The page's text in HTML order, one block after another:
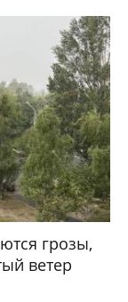
грозы,
ветер